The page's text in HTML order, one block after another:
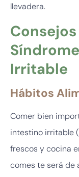
llevadera.
Irritable
Hábitos
Comer bien
intestino irritable
frescos y cocina
comes te será de